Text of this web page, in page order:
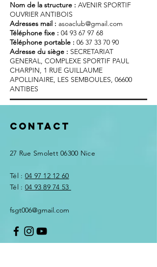
Nom de la structure : AVENIR SPORTIF
OUVRIER ANTIBOIS
Adresses mail : asoaclub@gmail.com
Téléphone fixe : 04 93 67 97 68
Téléphone portable : 06 37 33 70 90
Adresse du siège : SECRETARIAT
GENERAL, COMPLEXE SPORTIF PAUL
CHARPIN, 1 RUE GUILLAUME
APOLLINAIRE, LES SEMBOULES, 06600
ANTIBES
Contact
27 Rue Smolett06300 Nice
Tél : 04 97 12 12 60
Tél : 04 93 89 74 53
fsgt006@gmail.com